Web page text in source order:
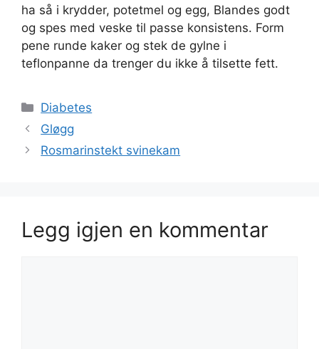
ha så i krydder, potetmel og egg, Blandes godt
og spes med veske til passe konsistens. Form
pene runde kaker og stek de gylne i
teflonpanne da trenger du ikke å tilsette fett.
Kategorier
Diabetes
Gløgg
Rosmarinstekt svinekam
Legg igjen en kommentar